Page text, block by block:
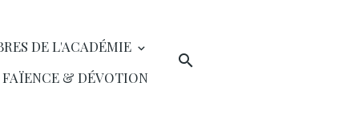
DE L'ACADÉMIE
& DÉVOTION